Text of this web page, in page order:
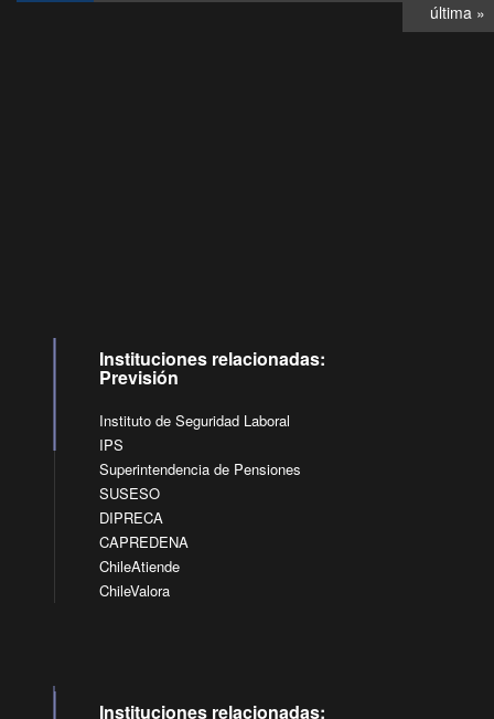
última »
Instituciones relacionadas:
Previsión
Instituto de Seguridad Laboral
IPS
Superintendencia de Pensiones
SUSESO
DIPRECA
CAPREDENA
ChileAtiende
ChileValora
Instituciones relacionadas: